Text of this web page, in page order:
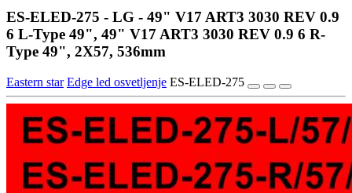
ES-ELED-275 - LG - 49" V17 ART3 3030 REV 0.9
6 L-Type 49", 49" V17 ART3 3030 REV 0.9 6 R-
Type 49", 2X57, 536mm
Eastern star Edge led osvetljenje ES-ELED-275